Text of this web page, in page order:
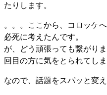
たりします。
。。。ここから、コロッケ
必死に考えたんです。
が、どう頑張っても繋がり
回目の方に気をとられてしま
なので、話題をスパッと変